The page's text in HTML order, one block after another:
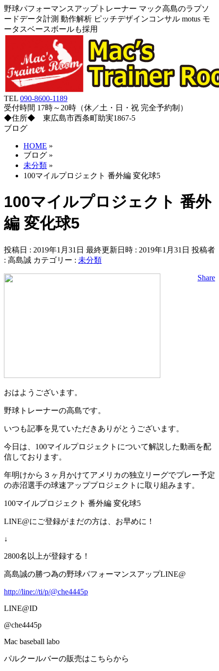
野球パフォーマンスアップトレーナー マック高島のラプソ
ードデータ計測 動作解析 ピッチデザインコンサル motus モ
ータスベースボールも採用
TEL 090-8600-1189
受付時間 17時～20時（休／土・日・祝 完全予約制）
◆住所◆ 東広島市西条町助実1867-5
ブログ
HOME »
ブログ »
未分類 »
100マイルプロジェクト 番外編 変化球5
100マイルプロジェクト 番外
編 変化球5
投稿日 : 2019年1月31日 最終更新日時 : 2019年1月31日 投稿者
: 高島誠 カテゴリー : 未分類
Share
おはようございます。
野球トレーナーの高島です。
いつも記事を見ていただきありがとうございます。
今日は、100マイルプロジェクトについて解説した動画を配
信しております。
年明けから３ヶ月かけてアメリカの独立リーグでプレー予定
の赤沼選手の球速アッププロジェクトに取り組みます。
100マイルプロジェクト 番外編 変化球5
LINE@にご登録がまだの方は、お早めに！
↓
2800名以上が登録する！
高島誠の勝つ為の野球パフォーマンスアップLINE@
http://line://ti/p/@che4445p
LINE@ID
@che4445p
Mac baseball labo
パルクールバーの販売はこちらから